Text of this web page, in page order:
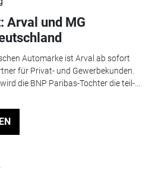
Arval und MG
Automarke ist Arval ab sofort
für Privat- und Gewerbekunden.
die BNP Paribas-Tochter die teil-...